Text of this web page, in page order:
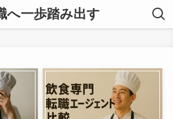
へ一歩踏み出す